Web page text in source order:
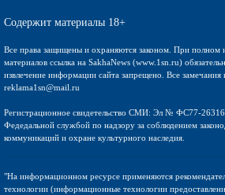
Содержит материалы 18+
Все права защищены и охраняются законом. При полном
материалов ссылка на SakhaNews (www.1sn.ru)
извлечение информации сайта запрещено. Все
reklama1sn@mail.ru
Регистрационное свидетельство СМИ: Эл № ФС77-26316
Федедальной службой по надзору за соблюдением
коммуникаций и охране культурного наследия.
"На информационном ресурсе применяются
технологии (информационные технологии